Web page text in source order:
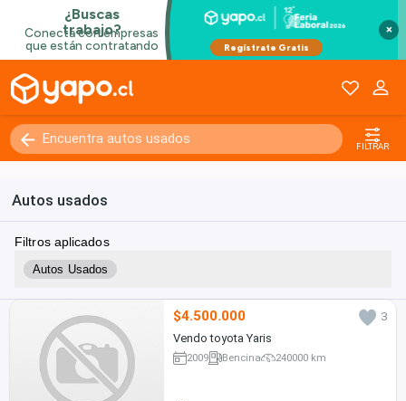
×
FILTRAR
Autos usados
Filtros aplicados
Autos Usados
$4.500.000
3
Vendo toyota Yaris
2009 Bencina 240000 km